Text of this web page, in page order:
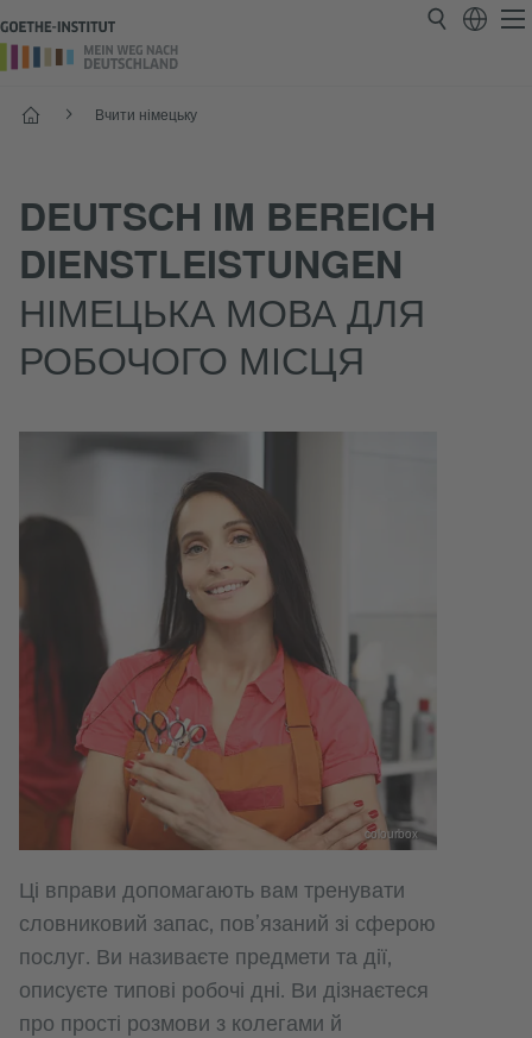
Головнa Вчити німецьку
DEUTSCH IM BEREICH
DIENSTLEISTUNGEN
НІМЕЦЬКА МОВА ДЛЯ
РОБОЧОГО МІСЦЯ
colourbox
Ці вправи допомагають вам тренувати
словниковий запас, пов’язаний зі сферою
послуг. Ви називаєте предмети та дії,
описуєте типові робочі дні. Ви дізнаєтеся
про прості розмови з колегами й